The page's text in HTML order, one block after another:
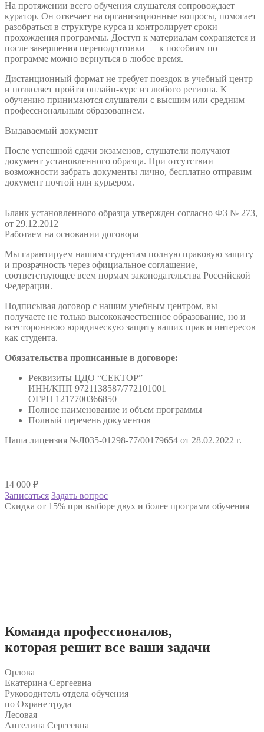
На протяжении всего обучения слушателя сопровождает
куратор. Он отвечает на организационные вопросы, помогает
разобраться в структуре курса и контролирует сроки
прохождения программы. Доступ к материалам сохраняется и
после завершения переподготовки — к пособиям по
программе можно вернуться в любое время.
Дистанционный формат не требует поездок в учебный центр
и позволяет пройти онлайн-курс из любого региона. К
обучению принимаются слушатели с высшим или средним
профессиональным образованием.
Выдаваемый документ
После успешной сдачи экзаменов, слушатели получают
документ установленного образца. При отсутствии
возможности забрать документы лично, бесплатно отправим
документ почтой или курьером.
Бланк установленного образца утвержден согласно ФЗ № 273,
от 29.12.2012
Работаем на основании договора
Мы гарантируем нашим студентам полную правовую защиту
и прозрачность через официальное соглашение,
соответствующее всем нормам законодательства Российской
Федерации.
Подписывая договор с нашим учебным центром, вы
получаете не только высококачественное образование, но и
всестороннюю юридическую защиту ваших прав и интересов
как студента.
Обязательства прописанные в договоре:
Реквизиты ЦДО “СЕКТОР”
ИНН/КПП 9721138587/772101001
ОГРН 1217700366850
Полное наименование и объем программы
Полный перечень документов
Наша лицензия №Л035-01298-77/00179654 от 28.02.2022 г.
14 000 ₽
Записаться Задать вопрос
Скидка от 15% при выборе двух и более программ обучения
Команда профессионалов,
которая решит все ваши задачи
Орлова
Екатерина Сергеевна
Руководитель отдела обучения
по Охране труда
Лесовая
Ангелина Сергеевна